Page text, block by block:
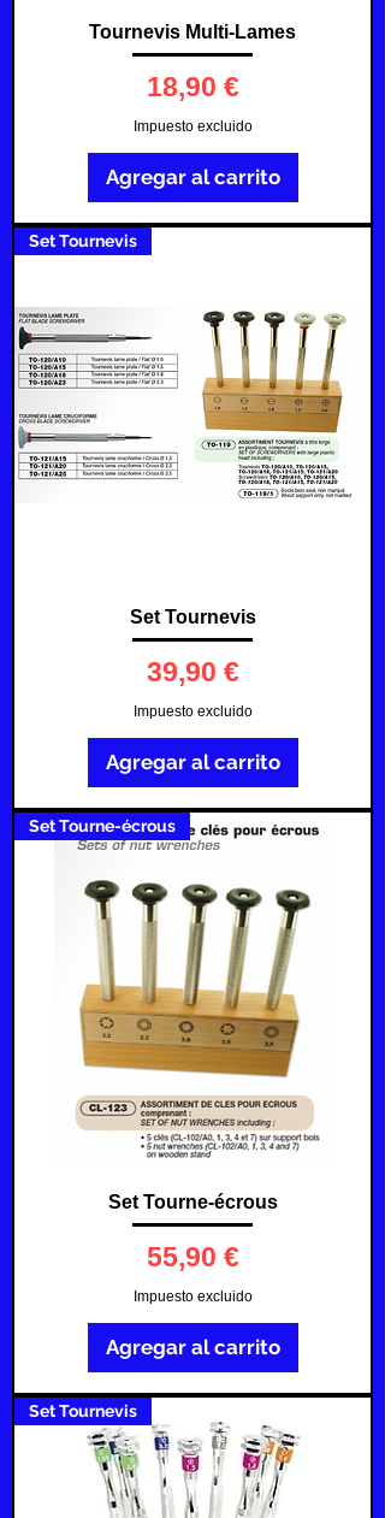
Tournevis Multi-Lames
Precio
18,90 €
Impuesto excluido
Agregar al carrito
Set Tournevis
Set Tournevis
Precio
39,90 €
Impuesto excluido
Agregar al carrito
Set Tourne-écrous
Set Tourne-écrous
Precio
55,90 €
Impuesto excluido
Agregar al carrito
Set Tournevis